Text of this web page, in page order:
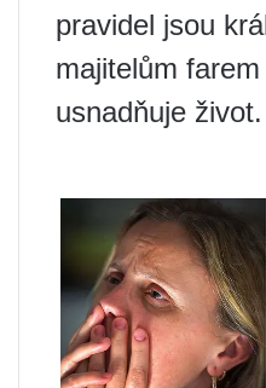
pravidel jsou
majitelům
usnadňuje život.